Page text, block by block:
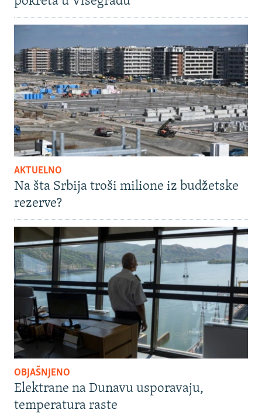
AKTUELNO
Na šta Srbija troši milione iz budžetske
rezerve?
OBJAŠNJENO
Elektrane na Dunavu usporavaju,
temperatura raste